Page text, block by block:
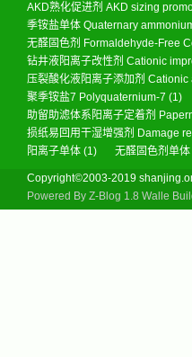
AKD熟化促进剂 AKD sizing
季铵盐单体 Quaternary
无醛固色剂 Formaldehyde-Free
钻井液阳离子改性剂 Cationic
压裂酸化液阳离子添加剂
聚季铵盐7 Polyquaternium-7 (1)
助留助滤体系阳离子定着剂
损纸易回用干湿增强剂 Damage
阳离子单体 (1) 无醛固色剂单体
Copyright©2003-2019
Powered By Z-Blog 1.8 Walle